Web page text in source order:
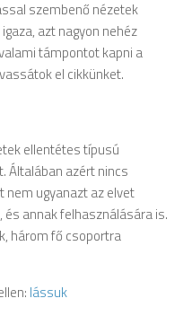
szembenő nézetek
azt nagyon nehéz
támpontot kapni a
el cikkünket.
ellentétes típusú
Általában azért nincs
ugyanazt az elvet
annak felhasználására is.
három fő csoportra
lássuk